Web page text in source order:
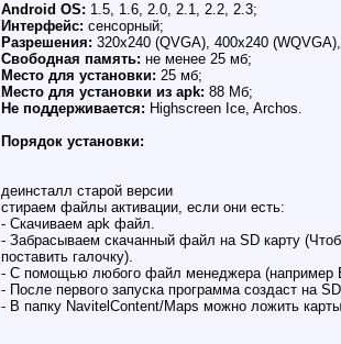
Android OS: 1.5, 1.6, 2.0, 2.1, 2.2, 2.3;
Интерфейс: сенсорный;
Разрешения: 320x240 (QVGA), 400x240
Свободная память: не менее 25 мб;
Место для установки: 25 мб;
Место для установки из apk: 88 Мб;
Не поддерживается: Highscreen Ice, Archos.
Порядок установки:
деинсталл старой версии
стираем файлы активации, если они есть:
- Скачиваем apk файл.
- Забрасываем скачанный файл на SD карту
поставить галочку).
- С помощью любого файл менеджера (например
- После первого запуска программа создаст на
- В папку NavitelContent/Maps можно ложить